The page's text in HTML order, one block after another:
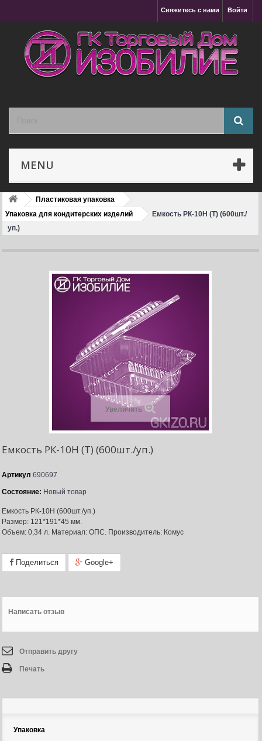
Войти
Свяжитесь с нами
MENU
Пластиковая упаковка
Упаковка для кондитерских изделий
Емкость РК-10Н (Т) (600шт./
уп.)
Увеличить
Емкость РК-10Н (Т) (600шт./уп.)
Артикул 690697
Состояние: Новый товар
Емкость РК-10Н (600шт./уп.)
Размер: 121*191*45 мм.
Объем: 0,34 л. Материал: ОПС. Производитель: Комус
Поделиться Google+
Написать отзыв
Отправить другу
Печать
Упаковка